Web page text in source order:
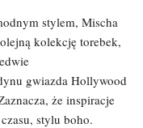
stylem, Mischa
kolekcję torebek,
gwiazda Hollywood
że inspiracje
stylu boho.